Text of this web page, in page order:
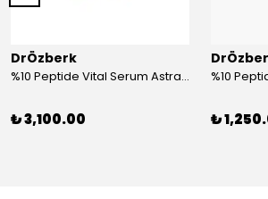
DrÖzberk
%10 Peptide Vital Serum Astragalus & Ginseng Extract 30 mL
₺ 3,100.00 ₺